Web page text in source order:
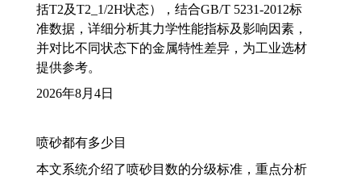
括T2及T2_1/2H状态），结合GB/T 5231-2012标
准数据，详细分析其力学性能指标及影响因素，
并对比不同状态下的金属特性差异，为工业选材
提供参考。
2026年8月4日
喷砂都有多少目
本文系统介绍了喷砂目数的分级标准，重点分析